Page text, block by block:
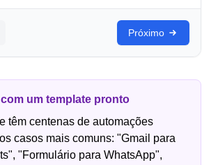
Próximo
um template pronto
têm centenas de automações
casos mais comuns: "Gmail para
"Formulário para WhatsApp",